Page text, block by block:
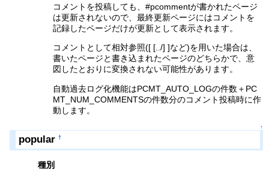
コメントを投稿しても、#pcommentが書かれたページ
は更新されないので、最終更新ページにはコメントを
記録したページだけが更新として表示されます。
コメントとして相対参照([ [../] ]など)を用いた場合は、
書いたページと書き込まれたページのどちらかで、意
図したとおりに変換されない可能性があります。
自動過去ログ化機能はPCMT_AUTO_LOGの件数＋PC
MT_NUM_COMMENTSの件数分のコメント投稿時に作
動します。
↑
popular †
種別